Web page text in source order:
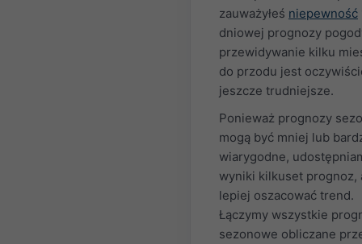
zauważyłeś niepewność
dniowej prognozy
przewidywanie kilku
do przodu jest
jeszcze trudniejsze.
Ponieważ prognozy
mogą być mniej lub
wiarygodne,
wyniki kilkuset prognoz,
lepiej oszacować trend.
Łączymy wszystkie
sezonowe obliczane